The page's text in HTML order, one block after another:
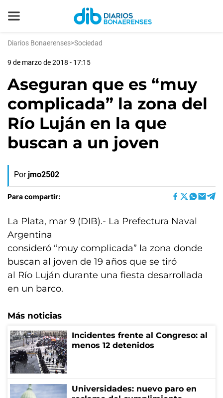
Diarios Bonaerenses>Sociedad
9 de marzo de 2018 - 17:15
Aseguran que es “muy
complicada” la zona del
Río Luján en la que
buscan a un joven
Por jmo2502
Para compartir:
La Plata, mar 9 (DIB).- La Prefectura Naval
Argentina
consideró “muy complicada” la zona donde
buscan al joven de 19 años que se tiró
al Río Luján durante una fiesta desarrollada
en un barco.
Más noticias
Incidentes frente al Congreso: al
menos 12 detenidos
Universidades: nuevo paro en